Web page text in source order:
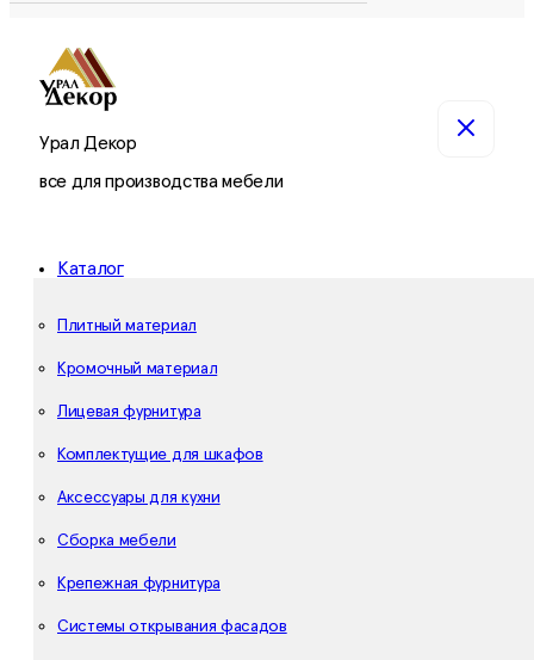
Урал Декор
все для производства мебели
Каталог
Плитный материал
Кромочный материал
Лицевая фурнитура
Комплектущие для шкафов
Аксессуары для кухни
Сборка мебели
Крепежная фурнитура
Системы открывания фасадов